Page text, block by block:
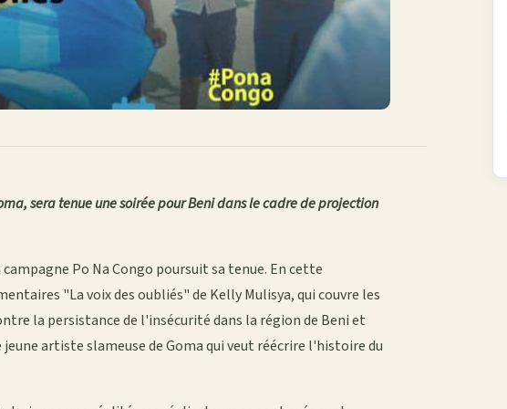
sera tenue une soirée pour Beni dans le cadre de projection
Po Na Congo poursuit sa tenue. En cette
"La voix des oubliés" de Kelly Mulisya, qui couvre les
la persistance de l'insécurité dans la région de Beni et
artiste slameuse de Goma qui veut réécrire l'histoire du